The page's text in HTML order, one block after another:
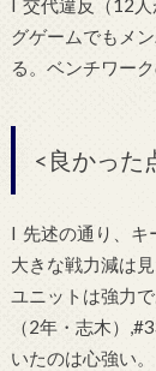
l 交代違反（12
グゲームでもメ
る。ベンチワー
<良かった
l 先述の通り、キ
大きな戦力減は
ユニットは強力
（2年・志木）
いたのは心強い。